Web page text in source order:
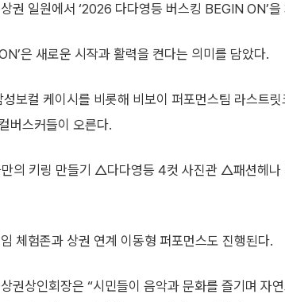
권 일원에서 ‘2026 다다영등 버스킹 BEGIN ON’을
은 새로운 시작과 활력을 켠다는 의미를 담았다.
보컬 케이시를 비롯해 비보이 퍼포먼스팀 라스트
버스커들이 오른다.
의 키링 만들기 △다다영등 4컷 사진관 △패션헤나
체험존과 상권 연계 이동형 퍼포먼스도 진행된다.
권상인회장은 “시민들이 음악과 문화를 즐기며 자